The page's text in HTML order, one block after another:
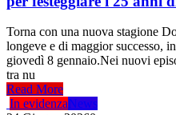
Torna con una nuova stagione
longeve e di maggior successo,
giovedì 8 gennaio.Nei nuovi
tra nu
Read More
In evidenzaNews